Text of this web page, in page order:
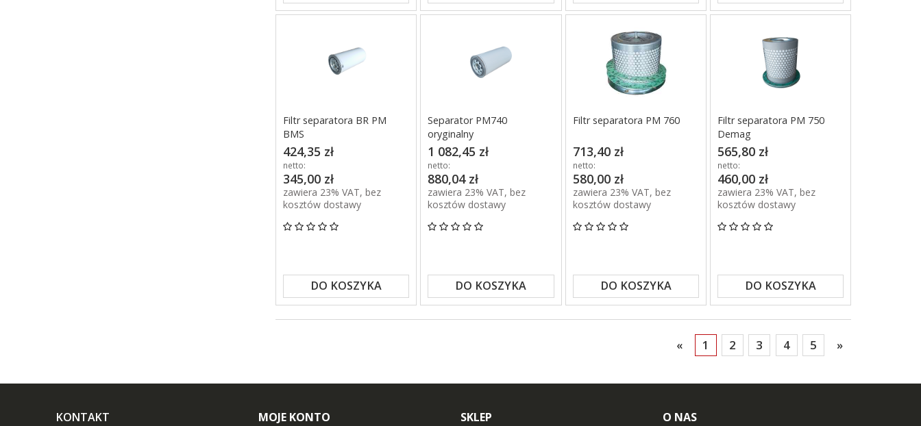
Filtr separatora BR PM
BMS
424,35 zł
netto:
345,00 zł
zawiera 23% VAT, bez
kosztów dostawy
DO KOSZYKA
Separator PM740
oryginalny
1 082,45 zł
netto:
880,04 zł
zawiera 23% VAT, bez
kosztów dostawy
DO KOSZYKA
Filtr separatora PM 760
713,40 zł
netto:
580,00 zł
zawiera 23% VAT, bez
kosztów dostawy
DO KOSZYKA
Filtr separatora PM 750
Demag
565,80 zł
netto:
460,00 zł
zawiera 23% VAT, bez
kosztów dostawy
DO KOSZYKA
« 1 2 3 4 5 »
KONTAKT MOJE KONTO SKLEP O NAS